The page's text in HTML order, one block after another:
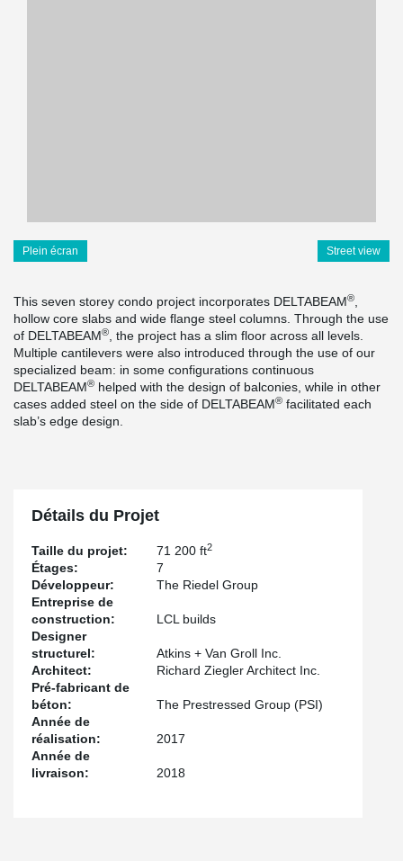
Plein écran Street view
This seven storey condo project incorporates DELTABEAM®
hollow core slabs and wide flange steel columns. Through the use
of DELTABEAM®
, the project has a slim floor across all levels.
Multiple cantilevers were also introduced through the use of our
specialized beam: in some configurations continuous
DELTABEAM® helped with the design of balconies, while in other
cases added steel on the side of DELTABEAM® facilitated each
slab’s edge design.
Détails du Projet
Taille du projet: 71 200 ft2
Étages:
7
Développeur:
The Riedel Group
Entreprise de
construction:
LCL builds
Designer
structurel:
Atkins + Van Groll Inc.
Architect:
Richard Ziegler Architect Inc.
Pré-fabricant de
béton:
The Prestressed Group (PSI)
Année de
réalisation:
2017
Année de
livraison:
2018